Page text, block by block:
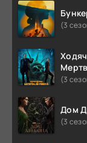
(3
(3
Дом
(3